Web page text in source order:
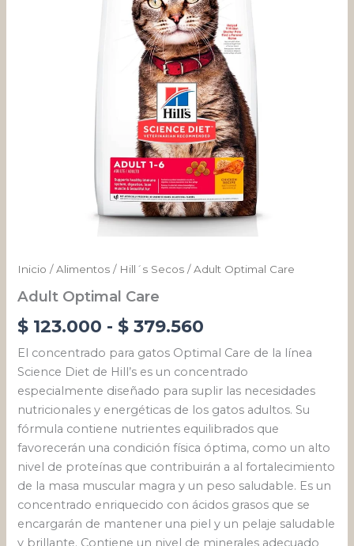
Inicio /Alimentos / Hill´s Secos / Adult Optimal Care
Adult Optimal Care
$ 123.000 - $ 379.560
desde
$ 123.000
hasta
$ 379.560
El concentrado para gatos Optimal Care de la línea
Science Diet de Hill’s es un concentrado
especialmente diseñado para suplir las necesidades
nutricionales y energéticas de los gatos adultos. Su
fórmula contiene nutrientes equilibrados que
favorecerán una condición física óptima, como un alto
nivel de proteínas que contribuirán a al fortalecimiento
de la masa muscular magra y un peso saludable. Es un
concentrado enriquecido con ácidos grasos que se
encargarán de mantener una piel y un pelaje saludable